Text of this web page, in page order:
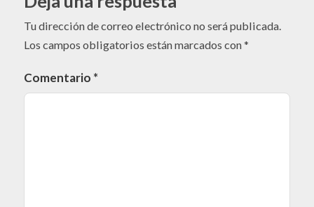
Tu dirección de correo electrónico no será publicada.
Los campos obligatorios están marcados con*
Comentario *